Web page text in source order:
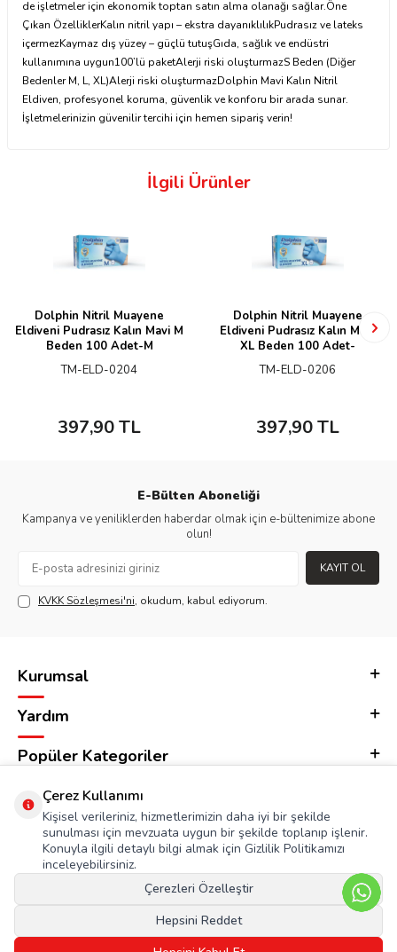
de işletmeler için ekonomik toptan satın alma olanağı sağlar.Öne
Çıkan ÖzelliklerKalın nitril yapı – ekstra dayanıklılıkPudrasız ve lateks
içermezKaymaz dış yüzey – güçlü tutuşGıda, sağlık ve endüstri
kullanımına uygun100’lü paketAlerji riski oluşturmazS Beden (Diğer
Bedenler M, L, XL)Alerji riski oluşturmazDolphin Mavi Kalın Nitril
Eldiven, profesyonel koruma, güvenlik ve konforu bir arada sunar.
İşletmelerinizin güvenilir tercihi için hemen sipariş verin!
İlgili Ürünler
Dolphin Nitril Muayene
Eldiveni Pudrasız Kalın Mavi M
Beden 100 Adet-M
TM-ELD-0204
397,90TL
Dolphin Nitril Muayene
Eldiveni Pudrasız Kalın Mavi
XL Beden 100 Adet-
TM-ELD-0206
397,90TL
E-Bülten Aboneliği
Kampanya ve yeniliklerden haberdar olmak için e-bültenimize abone
olun!
KAYIT OL
KVKK Sözleşmesi'ni, okudum, kabul ediyorum.
Kurumsal
Yardım
Popüler Kategoriler
Adres & İletişim
Çerez Kullanımı
Kişisel verileriniz, hizmetlerimizin daha iyi bir şekilde
sunulması için mevzuata uygun bir şekilde toplanıp işlenir.
Konuyla ilgili detaylı bilgi almak için Gizlilik Politikamızı
inceleyebilirsiniz.
Çerezleri Özelleştir
Hepsini Reddet